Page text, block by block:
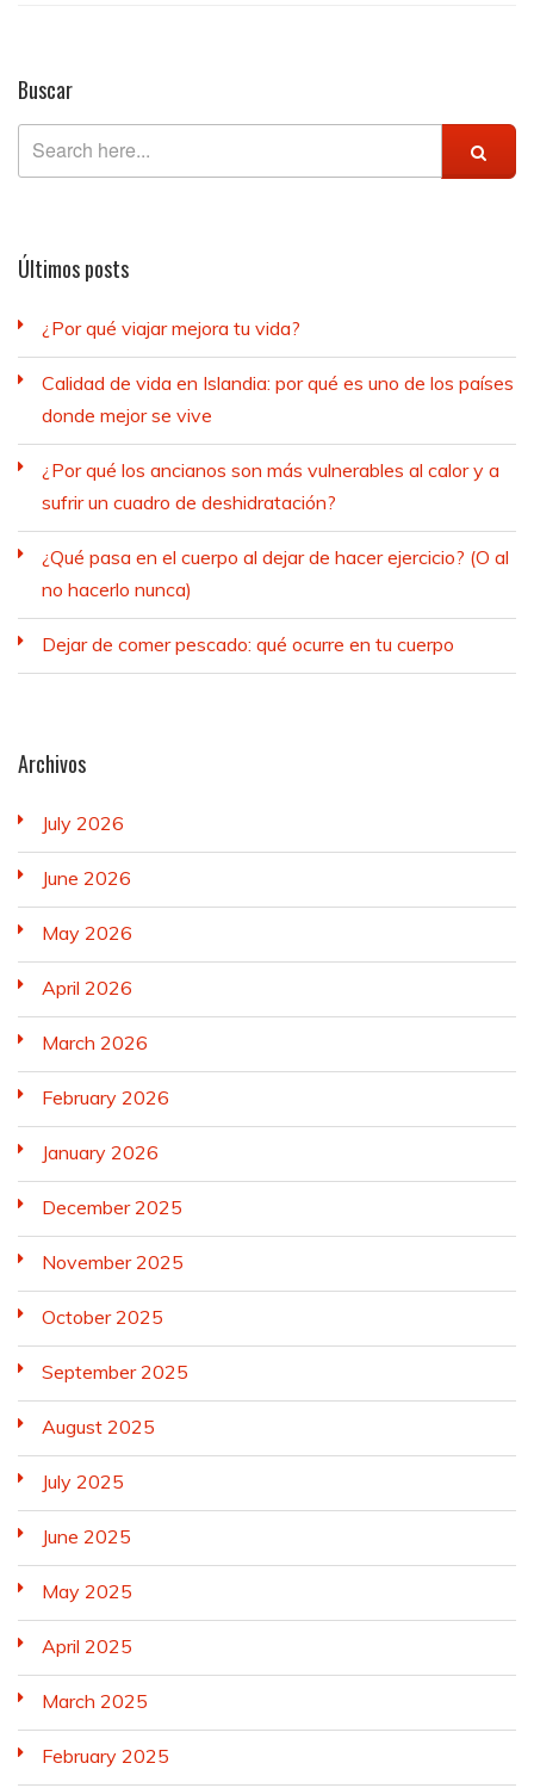
Buscar
Últimos posts
¿Por qué viajar mejora tu vida?
Calidad de vida en Islandia: por qué es uno de los países
donde mejor se vive
¿Por qué los ancianos son más vulnerables al calor y a
sufrir un cuadro de deshidratación?
¿Qué pasa en el cuerpo al dejar de hacer ejercicio? (O al
no hacerlo nunca)
Dejar de comer pescado: qué ocurre en tu cuerpo
Archivos
July 2026
June 2026
May 2026
April 2026
March 2026
February 2026
January 2026
December 2025
November 2025
October 2025
September 2025
August 2025
July 2025
June 2025
May 2025
April 2025
March 2025
February 2025